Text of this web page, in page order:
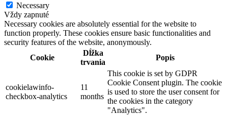
Necessary
Vždy zapnuté
Necessary cookies are absolutely essential for the website to
function properly. These cookies ensure basic functionalities and
security features of the website, anonymously.
Cookie
Dĺžka
trvania
Popis
cookielawinfo-
checkbox-analytics
11
months
This cookie is set by GDPR
Cookie Consent plugin. The cookie
is used to store the user consent for
the cookies in the category
"Analytics".